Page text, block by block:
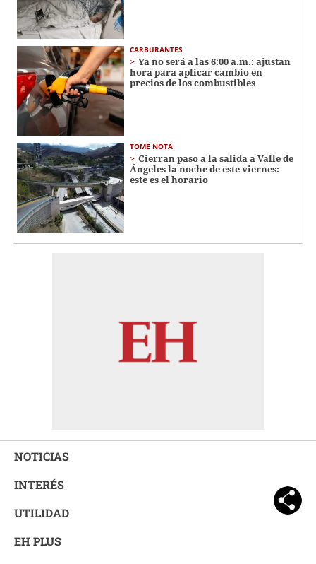
CARBURANTES
Ya no será a las 6:00 a.m.: ajustan
hora para aplicar cambio en
precios de los combustibles
TOME NOTA
Cierran paso a la salida a Valle de
Ángeles la noche de este viernes:
este es el horario
NOTICIAS
INTERÉS
UTILIDAD
EH PLUS